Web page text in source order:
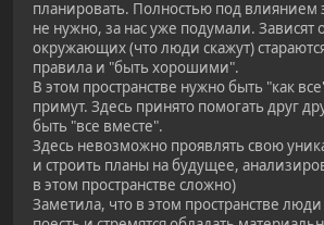
планировать. Полностью под влиянием
не нужно, за нас уже подумали. Зависят
окружающих (что люди скажут)
правила и "быть хорошими".
В этом пространстве нужно быть "как
примут. Здесь принято помогать друг
быть "все вместе".
Здесь невозможно проявлять свою
и строить планы на будущее,
в этом пространстве сложно)
Заметила, что в этом пространстве